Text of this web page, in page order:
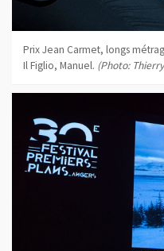
Prix Jean Carmet, longs
Il Figlio, Manuel. (Photo: